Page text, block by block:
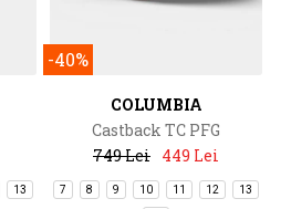
13
-40%
COLUMBIA
Castback TC PFG
749 Lei 449 Lei
7 8 9 10 11 12 13